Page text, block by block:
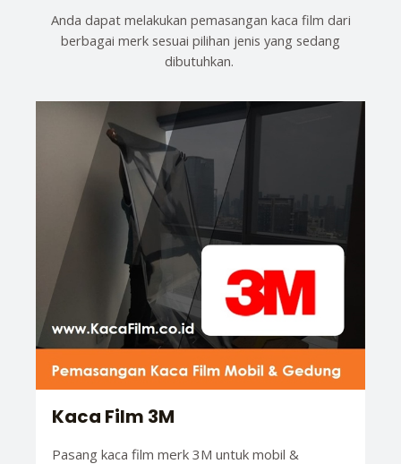
Anda dapat melakukan pemasangan kaca film dari
berbagai merk sesuai pilihan jenis yang sedang
dibutuhkan.
Kaca Film 3M
Pasang kaca film merk 3M untuk mobil &